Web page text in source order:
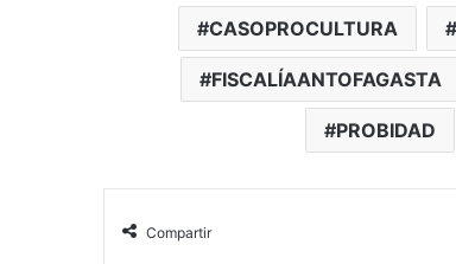
CASOPROCULTURA
FISCALÍAANTOFAGASTA
PROBIDAD
Compartir